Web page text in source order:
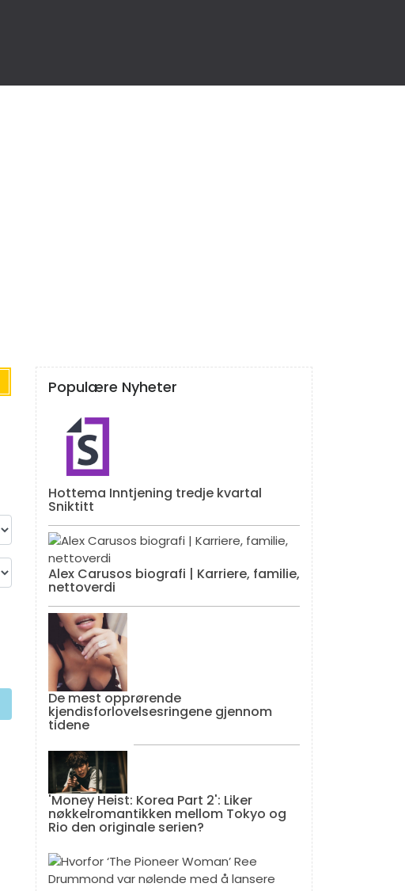
Populære Nyheter
Hottema Inntjening tredje kvartal
Sniktitt
Alex Carusos biografi | Karriere, familie,
nettoverdi
De mest opprørende
kjendisforlovelsesringene gjennom
tidene
'Money Heist: Korea Part 2': Liker
nøkkelromantikken mellom Tokyo og
Rio den originale serien?